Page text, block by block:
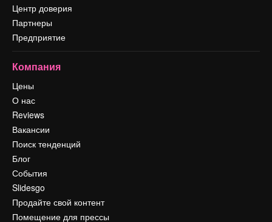
Центр доверия
Партнеры
Предприятие
Компания
Цены
О нас
Reviews
Вакансии
Поиск тенденций
Блог
События
Slidesgo
Продайте свой контент
Помещение для прессы